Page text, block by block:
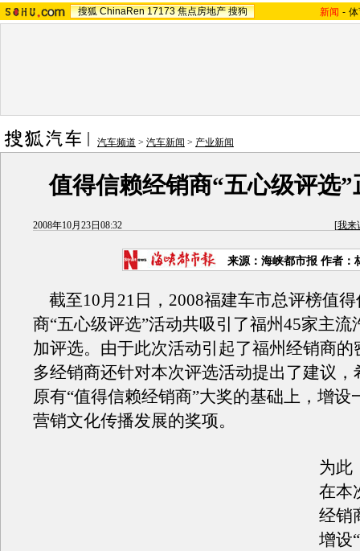
搜狐 ChinaRen 17173 焦点房地产 搜狗 新闻 -
汽车频道 > 汽车新闻 > 产业新闻
值得信赖经销商“五心级评选”
2008年10月23日08:32 [我来
来源：海峡都市报 作者：
截至10月21日，2008福建车市总评榜值
商“五心级评选”活动共吸引了福州45家主流
加评选。由于此次活动引起了福州经销商的
多经销商还针对本次评选活动提出了建议，
原有“值得信赖经销商”大奖的基础上，增设
营销文化传播发展的奖项。
为此
在本
经销
增设